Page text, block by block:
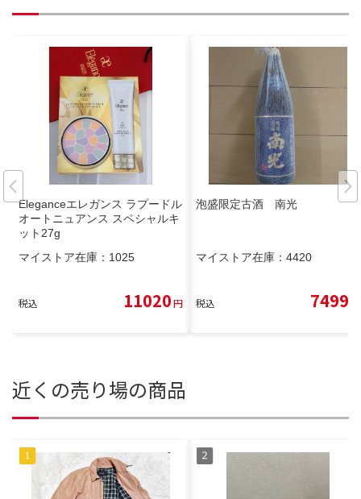
Eleganceエレガンス ラプードル
オートニュアンス スペシャルキ
ット27g
マイストア在庫： 1025
税込 11020円
泡盛限定古酒 南光
マイストア在庫： 4420
税込 7499
近くの売り場の商品